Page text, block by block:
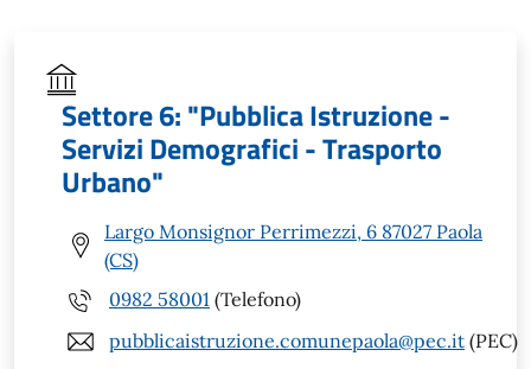
Settore 6: "Pubblica Istruzione -
Servizi Demografici - Trasporto
Urbano"
Largo Monsignor Perrimezzi, 6 87027 Paola
(CS)
0982 58001 (Telefono)
pubblicaistruzione.comunepaola@pec.it (PEC)